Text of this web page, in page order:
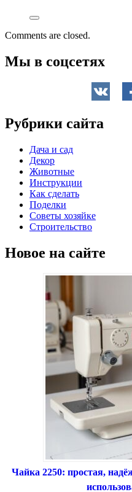
Comments are closed.
Мы в соцсетях
Рубрики сайта
Дача и сад
Декор
Животные
Инструкции
Как сделать
Поделки
Советы хозяйке
Строительство
Новое на сайте
Чайка 2250: простая,